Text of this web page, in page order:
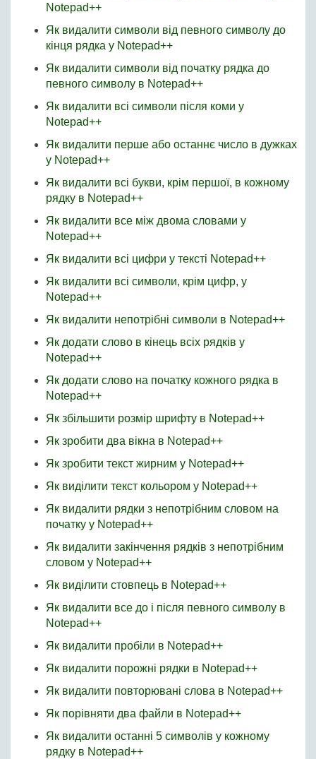
Notepad++
Як видалити символи від певного символу до
кінця рядка у Notepad++
Як видалити символи від початку рядка до
певного символу в Notepad++
Як видалити всі символи після коми у
Notepad++
Як видалити перше або останнє число в дужках
у Notepad++
Як видалити всі букви, крім першої, в кожному
рядку в Notepad++
Як видалити все між двома словами у
Notepad++
Як видалити всі цифри у тексті Notepad++
Як видалити всі символи, крім цифр, у
Notepad++
Як видалити непотрібні символи в Notepad++
Як додати слово в кінець всіх рядків у
Notepad++
Як додати слово на початку кожного рядка в
Notepad++
Як збільшити розмір шрифту в Notepad++
Як зробити два вікна в Notepad++
Як зробити текст жирним у Notepad++
Як виділити текст кольором у Notepad++
Як видалити рядки з непотрібним словом на
початку у Notepad++
Як видалити закінчення рядків з непотрібним
словом у Notepad++
Як виділити стовпець в Notepad++
Як видалити все до і після певного символу в
Notepad++
Як видалити пробіли в Notepad++
Як видалити порожні рядки в Notepad++
Як видалити повторювані слова в Notepad++
Як порівняти два файли в Notepad++
Як видалити останні 5 символів у кожному
рядку в Notepad++